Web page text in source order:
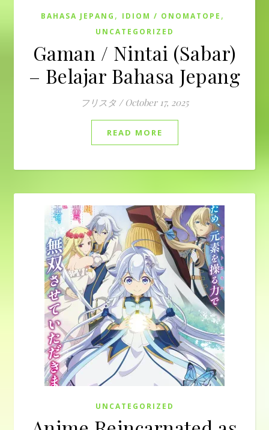
BAHASA JEPANG , IDIOM / ONOMATOPE ,
UNCATEGORIZED
Gaman / Nintai (Sabar)
– Belajar Bahasa Jepang
フリスタ / October 17, 2025
READ MORE
UNCATEGORIZED